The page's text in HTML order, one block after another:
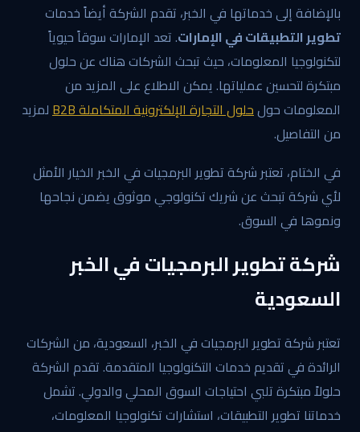
بالإضافة إلى خدماتها في الخبر، تقدم الشركة أيضاً خدمات
تطوير التطبيقات في الإمارات. تعد الإمارات سوقاً حيوياً
لتكنولوجيا المعلومات، حيث تبحث الشركات هناك عن حلول
مبتكرة لتحسين عملياتها. يمكن الاطلاع على المزيد من
المعلومات حولحلول التجارة الإلكترونية المتكاملة B2B
لمزيد
من التفاصيل.
في الختام، تعتبر شركة تطوير البرمجيات في الخبر الخيار الأمثل
لأي شركة تبحث عن شريك تكنولوجي موثوق يضمن نجاحها
ونموها في السوق.
شركة تطوير البرمجيات في الخبر
السعودية
تعتبر شركة تطوير البرمجيات في الخبر، السعودية، من الشركات
الرائدة في تقديم خدمات التكنولوجيا المتقدمة. تقدم الشركة
حلولاً مبتكرة تلبي احتياجات السوق المحلي والدولي. تشمل
خدماتنا تطوير التطبيقات، استشارات تكنولوجيا المعلومات،